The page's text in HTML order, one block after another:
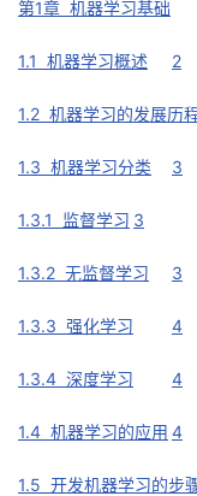
第1章 机器学习基础
1.1 机器学习概述 2
1.2 机器学习的发展历
1.3 机器学习分类 3
1.3.1 监督学习 3
1.3.2 无监督学习 3
1.3.3 强化学习 4
1.3.4 深度学习 4
1.4 机器学习的应用 4
1.5 开发机器学习的步